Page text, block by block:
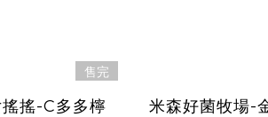
售完
搖-C多多檸
米森好菌牧場-